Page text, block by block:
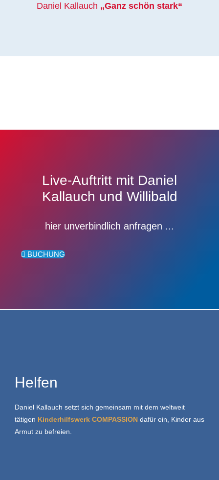
Daniel Kallauch „Ganz schön stark“
Live-Auftritt mit Daniel
Kallauch und Willibald
hier unverbindlich anfragen ...
BUCHUNG
Helfen
Daniel Kallauch setzt sich gemeinsam mit dem weltweit
tätigen Kinderhilfswerk COMPASSION dafür ein, Kinder aus
Armut zu befreien.